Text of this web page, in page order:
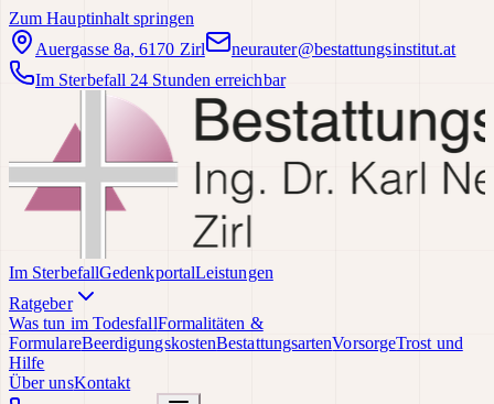
Zum Hauptinhalt springen
Auergasse 8a, 6170 Zirl
neurauter@bestattungsinstitut.at
Im Sterbefall 24 Stunden erreichbar
Im SterbefallGedenkportalLeistungen
Ratgeber
Was tun im TodesfallFormalitäten &
FormulareBeerdigungskostenBestattungsartenVorsorgeTrost und
Hilfe
Über unsKontakt